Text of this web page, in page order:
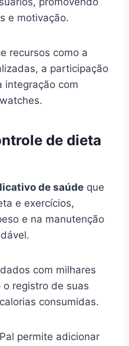
e motivação.
recursos como a
a participação
integração com
de dieta
de saúde que
e exercícios,
e na manutenção
com milhares
registro de suas
consumidas.
permite adicionar